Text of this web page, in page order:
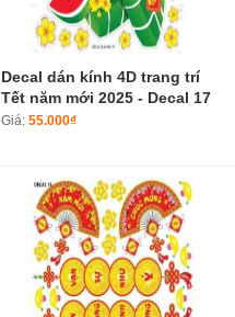
Decal dán kính 4D trang trí
Tết năm mới 2025 - Decal 17
Giá: 55.000₫